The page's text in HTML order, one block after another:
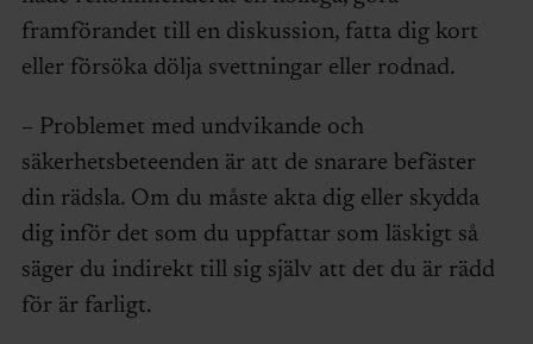
framförandet till en diskussion, fatta dig kort
eller försöka dölja svettningar eller rodnad.
– Problemet med undvikande och
säkerhetsbeteenden är att de snarare befäster
din rädsla. Om du måste akta dig eller skydda
dig inför det som du uppfattar som läskigt så
säger du indirekt till sig själv att det du är rädd
för är farligt.